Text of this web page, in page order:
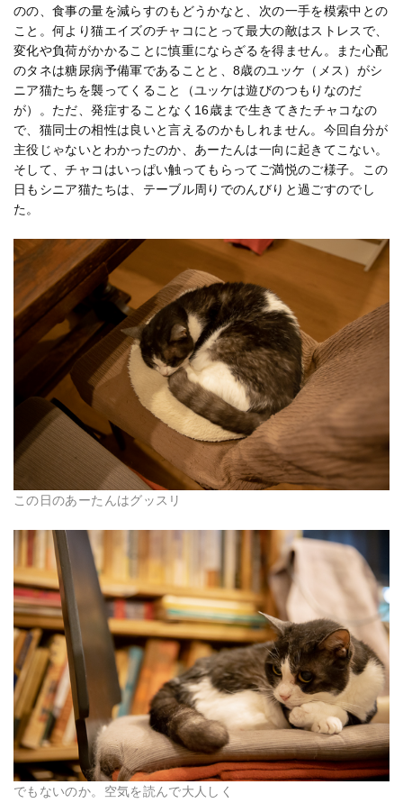
のの、食事の量を減らすのもどうかなと、次の一手を模索中との
こと。何より猫エイズのチャコにとって最大の敵はストレスで、
変化や負荷がかかることに慎重にならざるを得ません。また心配
のタネは糖尿病予備軍であることと、8歳のユッケ（メス）がシ
ニア猫たちを襲ってくること（ユッケは遊びのつもりなのだ
が）。ただ、発症することなく16歳まで生きてきたチャコなの
で、猫同士の相性は良いと言えるのかもしれません。今回自分が
主役じゃないとわかったのか、あーたんは一向に起きてこない。
そして、チャコはいっぱい触ってもらってご満悦のご様子。この
日もシニア猫たちは、テーブル周りでのんびりと過ごすのでし
た。
この日のあーたんはグッスリ
でもないのか。空気を読んで大人しく